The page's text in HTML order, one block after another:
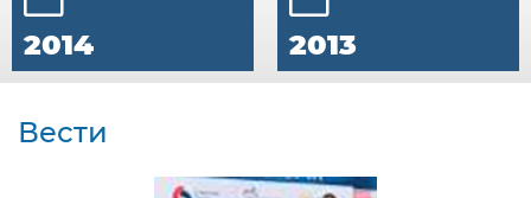
2014 2013
Вести